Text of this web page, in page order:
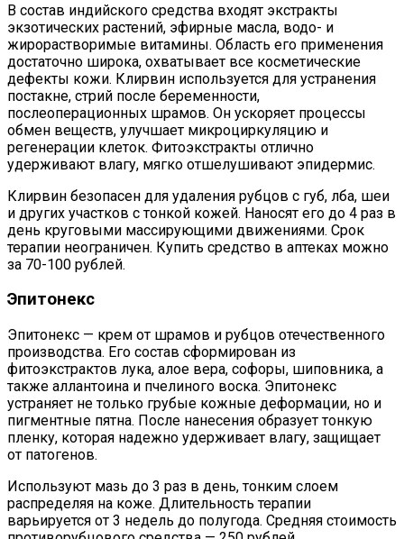
В состав индийского средства входят экстракты
экзотических растений, эфирные масла, водо- и
жирорастворимые витамины. Область его применения
достаточно широка, охватывает все косметические
дефекты кожи. Клирвин используется для устранения
постакне, стрий после беременности,
послеоперационных шрамов. Он ускоряет процессы
обмен веществ, улучшает микроциркуляцию и
регенерации клеток. Фитоэкстракты отлично
удерживают влагу, мягко отшелушивают эпидермис.
Клирвин безопасен для удаления рубцов с губ, лба, шеи
и других участков с тонкой кожей. Наносят его до 4 раз в
день круговыми массирующими движениями. Срок
терапии неограничен. Купить средство в аптеках можно
за 70-100 рублей.
Эпитонекс
Эпитонекс — крем от шрамов и рубцов отечественного
производства. Его состав сформирован из
фитоэкстрактов лука, алое вера, софоры, шиповника, а
также аллантоина и пчелиного воска. Эпитонекс
устраняет не только грубые кожные деформации, но и
пигментные пятна. После нанесения образует тонкую
пленку, которая надежно удерживает влагу, защищает
от патогенов.
Используют мазь до 3 раз в день, тонким слоем
распределяя на коже. Длительность терапии
варьируется от 3 недель до полугода. Средняя стоимость